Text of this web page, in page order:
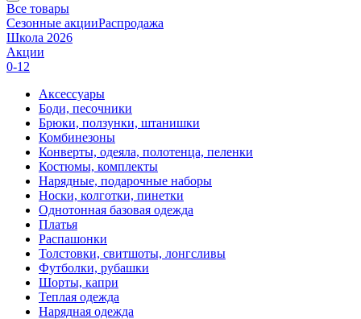
Все товары
Сезонные акцииРаспродажа
Школа 2026
Акции
0-12
Аксессуары
Боди, песочники
Брюки, ползунки, штанишки
Комбинезоны
Конверты, одеяла, полотенца, пеленки
Костюмы, комплекты
Нарядные, подарочные наборы
Носки, колготки, пинетки
Однотонная базовая одежда
Платья
Распашонки
Толстовки, свитшоты, лонгсливы
Футболки, рубашки
Шорты, капри
Теплая одежда
Нарядная одежда